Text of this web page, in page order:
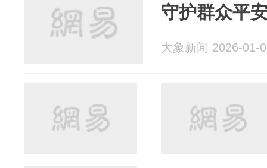
守护群众平
大象新闻 2026-01-